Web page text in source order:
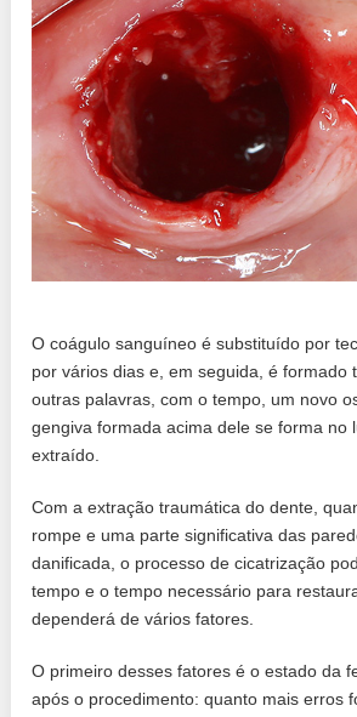
O coágulo sanguíneo é substituído por
por vários dias e, em seguida, é formado
outras palavras, com o tempo, um novo
gengiva formada acima dele se forma no
extraído.
Com a extração traumática do dente,
rompe e uma parte significativa das
danificada, o processo de cicatrização
tempo e o tempo necessário para
dependerá de vários fatores.
O primeiro desses fatores é o estado da
após o procedimento: quanto mais erros